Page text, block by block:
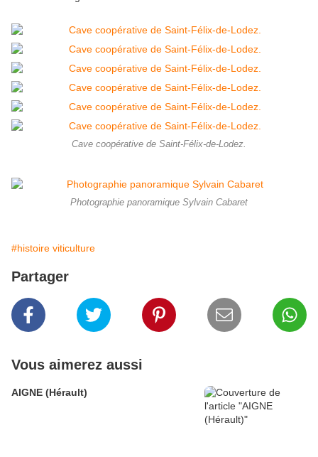
Cave coopérative de Saint-Félix-de-Lodez.
Photographie panoramique Sylvain Cabaret
#histoire viticulture
Partager
Vous aimerez aussi
AIGNE (Hérault)